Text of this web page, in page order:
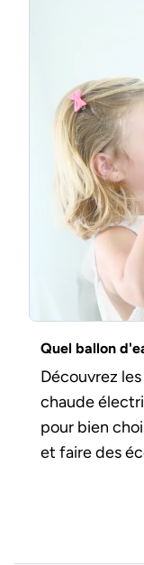
Quel ballon
Découvrez
chaude
pour bien
et faire des